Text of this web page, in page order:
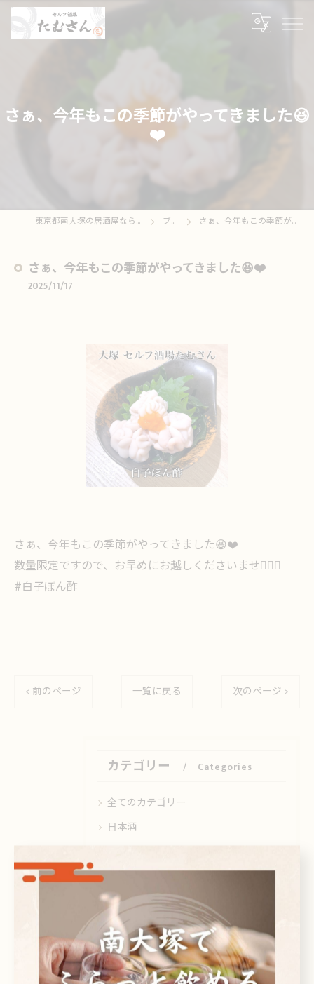
さぁ、今年もこの季節がやってきました😆
❤️
東京都南大塚の居酒屋ならセルフ酒場たむさん ブログ さぁ、今年もこの季節がやってきました😆❤️
さぁ、今年もこの季節がやってきました😆❤️
2025/11/17
さぁ、今年もこの季節がやってきました😆❤️
数量限定ですので、お早めにお越しくださいませ🙇🏻‍♀️
#白子ぽん酢
< 前のページ 一覧に戻る 次のページ >
カテゴリー Categories
全てのカテゴリー
日本酒
刺身
ドリンク